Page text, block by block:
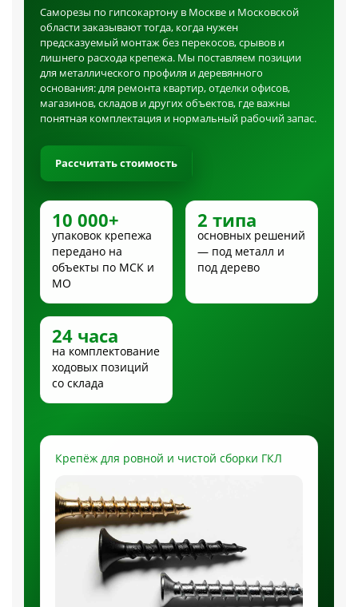
Саморезы по гипсокартону в Москве и Московской
области заказывают тогда, когда нужен
предсказуемый монтаж без перекосов, срывов и
лишнего расхода крепежа. Мы поставляем позиции
для металлического профиля и деревянного
основания: для ремонта квартир, отделки офисов,
магазинов, складов и других объектов, где важны
понятная комплектация и нормальный рабочий запас.
Рассчитать стоимость
10 000+
упаковок крепежа
передано на
объекты по МСК и
МО
2 типа
основных решений
— под металл и
под дерево
24 часа
на комплектование
ходовых позиций
со склада
Крепёж для ровной и чистой сборки ГКЛ